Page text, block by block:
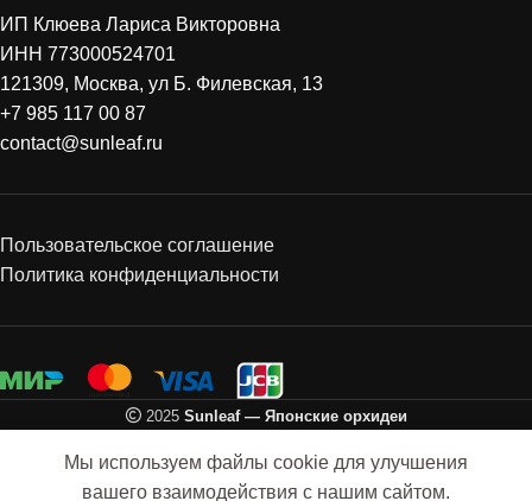
ИП Клюева Лариса Викторовна
ИНН 773000524701
121309, Москва, ул Б. Филевская, 13
+7 985 117 00 87
contact@sunleaf.ru
Пользовательское соглашение
Политика конфиденциальности
2025 Sunleaf — Японские орхидеи
Мы используем файлы cookie для улучшения
вашего взаимодействия с нашим сайтом.
Календарь 2024 Нет в
0